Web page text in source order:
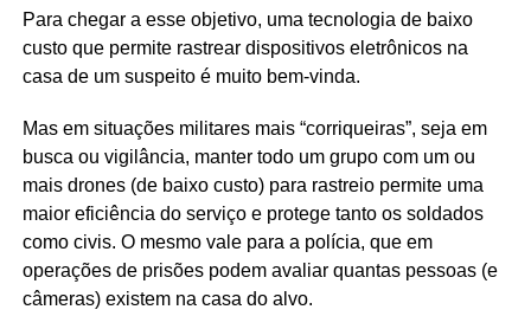
Para chegar a esse objetivo, uma tecnologia de baixo
custo que permite rastrear dispositivos eletrônicos na
casa de um suspeito é muito bem-vinda.
Mas em situações militares mais “corriqueiras”, seja em
busca ou vigilância, manter todo um grupo com um ou
mais drones (de baixo custo) para rastreio permite uma
maior eficiência do serviço e protege tanto os soldados
como civis. O mesmo vale para a polícia, que em
operações de prisões podem avaliar quantas pessoas (e
câmeras) existem na casa do alvo.